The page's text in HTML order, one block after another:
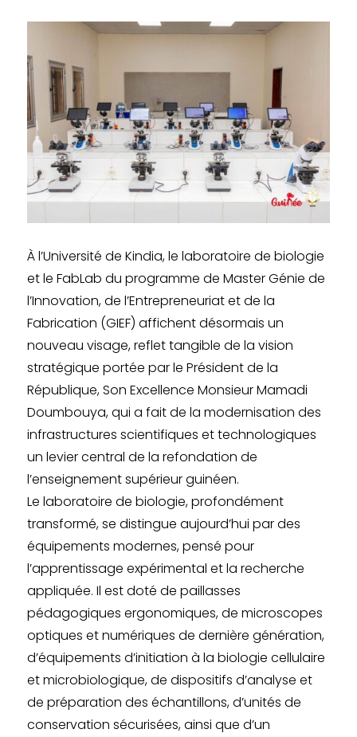
À l’Université de Kindia, le laboratoire de biologie
et le FabLab du programme de Master Génie de
l’Innovation, de l’Entrepreneuriat et de la
Fabrication (GIEF) affichent désormais un
nouveau visage, reflet tangible de la vision
stratégique portée par le Président de la
République, Son Excellence Monsieur Mamadi
Doumbouya, qui a fait de la modernisation des
infrastructures scientifiques et technologiques
un levier central de la refondation de
l’enseignement supérieur guinéen.
Le laboratoire de biologie, profondément
transformé, se distingue aujourd’hui par des
équipements modernes, pensé pour
l’apprentissage expérimental et la recherche
appliquée. Il est doté de paillasses
pédagogiques ergonomiques, de microscopes
optiques et numériques de dernière génération,
d’équipements d’initiation à la biologie cellulaire
et microbiologique, de dispositifs d’analyse et
de préparation des échantillons, d’unités de
conservation sécurisées, ainsi que d’un